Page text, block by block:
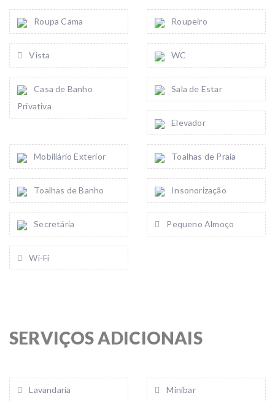
Roupa Cama Roupeiro
Vista WC
Casa de Banho
Privativa
Sala de Estar
Elevador
Mobiliário Exterior Toalhas de Praia
Toalhas de Banho Insonorização
Secretária Pequeno Almoço
Wi-Fi
SERVIÇOS ADICIONAIS
Lavandaria Minibar